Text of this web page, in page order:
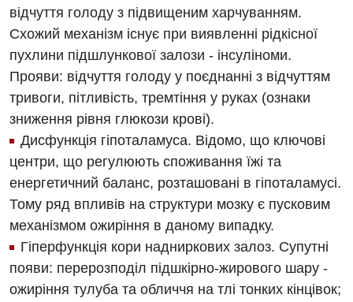
відчуття голоду з підвищеним харчуванням.
Схожий механізм існує при виявленні рідкісної
пухлини підшлункової залози - інсуліноми.
Прояви: відчуття голоду у поєднанні з відчуттям
тривоги, пітливість, тремтіння у руках (ознаки
зниження рівня глюкози крові).
Дисфункція гіпоталамуса. Відомо, що ключові
центри, що регулюють споживання їжі та
енергетичний баланс, розташовані в гіпоталамусі.
Тому ряд впливів на структури мозку є пусковим
механізмом ожиріння в даному випадку.
Гіперфункція кори надниркових залоз. Супутні
появи: перерозподіл підшкірно-жирового шару -
ожиріння тулуба та обличчя на тлі тонких кінцівок;